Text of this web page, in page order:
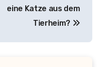
eine Katze aus dem
Tierheim?